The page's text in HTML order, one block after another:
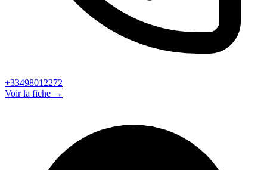
+33498012272
Voir la fiche →